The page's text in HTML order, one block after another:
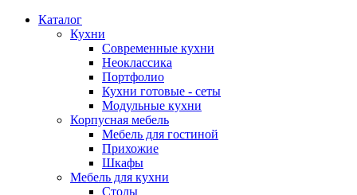
Каталог
Кухни
Современные кухни
Неоклассика
Портфолио
Кухни готовые - сеты
Модульные кухни
Корпусная мебель
Мебель для гостиной
Прихожие
Шкафы
Мебель для кухни
Столы